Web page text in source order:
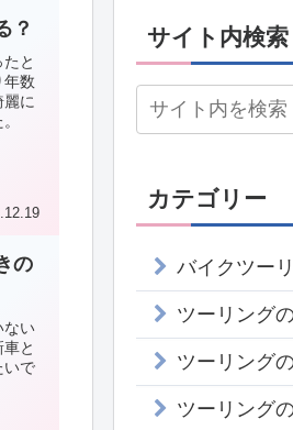
？
と
年数
に
の
ない
と
いで
サイト内検索
カテゴリー
バイクツー
ツーリング
ツーリング
ツーリング